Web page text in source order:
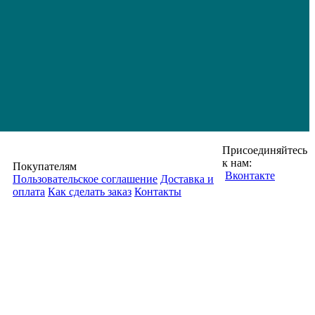
Покупателям
Пользовательское соглашение Доставка и
оплата Как сделать заказ Контакты
Присоединяйтесь
к нам:
Вконтакте